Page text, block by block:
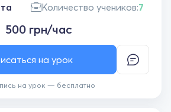
Количество учеников:7
500 грн/час
на урок — бесплатно
на урок